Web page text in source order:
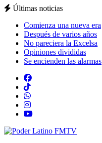
Últimas noticias
Comienza una nueva era
Después de varios años
No pareciera la Excelsa
Opiniones divididas
Se encienden las alarmas